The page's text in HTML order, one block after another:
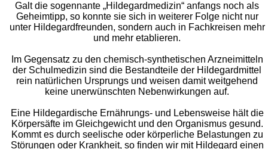
Galt die sogennante „Hildegardmedizin“ anfangs noch als
Geheimtipp, so konnte sie sich in weiterer Folge nicht nur
unter Hildegardfreunden, sondern auch in Fachkreisen mehr
und mehr etablieren.
Im Gegensatz zu den chemisch-synthetischen Arzneimitteln
der Schulmedizin sind die Bestandteile der Hildegardmittel
rein natürlichen Ursprungs und weisen damit weitgehend
keine unerwünschten Nebenwirkungen auf.
Eine Hildegardische Ernährungs- und Lebensweise hält die
Körpersäfte im Gleichgewicht und den Organismus gesund.
Kommt es durch seelische oder körperliche Belastungen zu
Störungen oder Krankheit, so finden wir mit Hildegard einen